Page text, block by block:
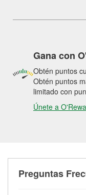
Gana con
Obtén puntos
Obtén puntos
limitado con
Únete a
Preguntas